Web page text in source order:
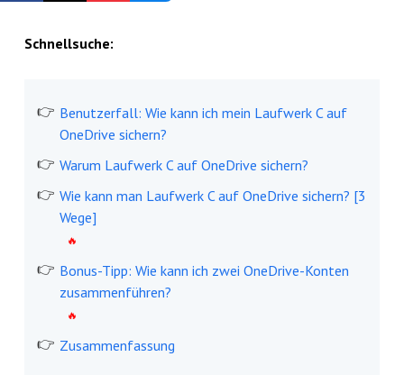
Schnellsuche:
Benutzerfall: Wie kann ich mein Laufwerk C auf
OneDrive sichern?
Warum Laufwerk C auf OneDrive sichern?
Wie kann man Laufwerk C auf OneDrive sichern? [3
Wege]
Bonus-Tipp: Wie kann ich zwei OneDrive-Konten
zusammenführen?
Zusammenfassung